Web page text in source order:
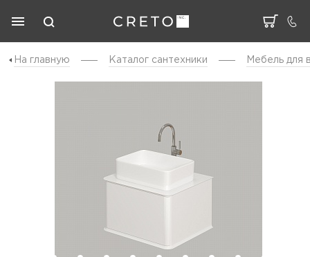
На главную Каталог cантехники Мебель для